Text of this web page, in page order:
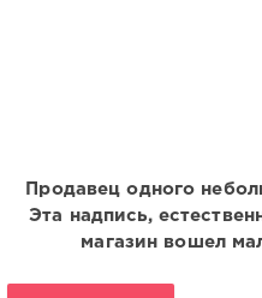
Продавец одного
Эта надпись,
магазин вошел